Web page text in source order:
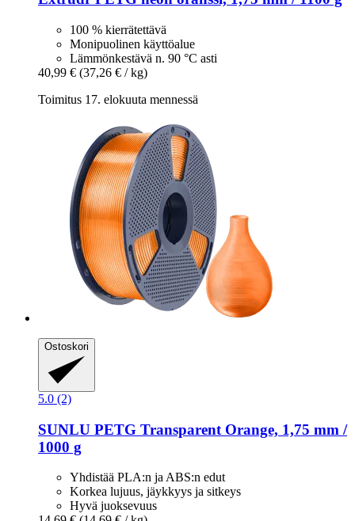
100 % kierrätettävä
Monipuolinen käyttöalue
Lämmönkestävä n. 90 °C asti
40,99 € (37,26 € / kg)
Toimitus 17. elokuuta mennessä
Ostoskori
5.0 (2)
SUNLU PETG Transparent Orange, 1,75 mm /
1000 g
Yhdistää PLA:n ja ABS:n edut
Korkea lujuus, jäykkyys ja sitkeys
Hyvä juoksevuus